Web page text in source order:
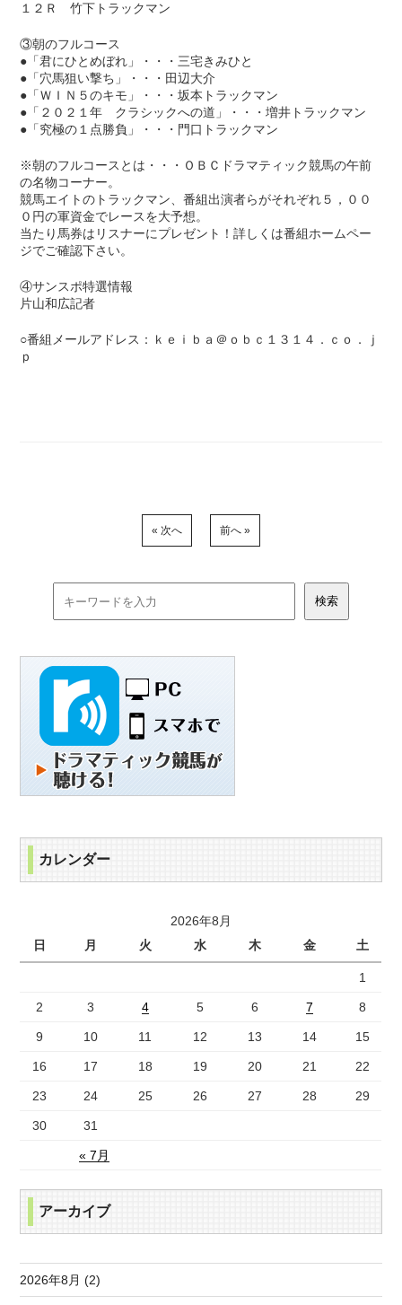
１２Ｒ 竹下トラックマン
③朝のフルコース
●「君にひとめぼれ」・・・三宅きみひと
●「穴馬狙い撃ち」・・・田辺大介
●「ＷＩＮ５のキモ」・・・坂本トラックマン
●「２０２１年 クラシックへの道」・・・増井トラックマン
●「究極の１点勝負」・・・門口トラックマン
※朝のフルコースとは・・・ＯＢＣドラマティック競馬の午前
の名物コーナー。
競馬エイトのトラックマン、番組出演者らがそれぞれ５，００
０円の軍資金でレースを大予想。
当たり馬券はリスナーにプレゼント！詳しくは番組ホームペー
ジでご確認下さい。
④サンスポ特選情報
片山和広記者
○番組メールアドレス：ｋｅｉｂａ＠ｏｂｃ１３１４．ｃｏ．ｊ
ｐ
« 次へ 前へ »
カレンダー
2026年8月
日
月 火 水 木 金 土
« 7月
1
2 3 4 5 6 7 8
9 10 11 12 13 14 15
16 17 18 19 20 21 22
23 24 25 26 27 28 29
30 31
アーカイブ
2026年8月 (2)